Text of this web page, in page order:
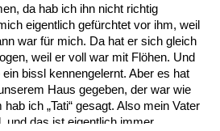
Frauen, Mütter, Kinder
Versorgung
Heimkehrer
Fluchtgeschichten
da hab ich ihn nicht richtig
eigentlich gefürchtet vor ihm, weil
war für mich. Da hat er sich gleich
weil er voll war mit Flöhen. Und
bissl kennengelernt. Aber es hat
Haus gegeben, der war wie
ich „Tati“ gesagt. Also mein Vater
und das ist eigentlich immer